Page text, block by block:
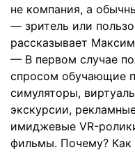
не компания, а
— зритель или
рассказывает
— В первом случае
спросом обучающие
симуляторы,
экскурсии,
имиджевые VR-
фильмы. Почему? Как